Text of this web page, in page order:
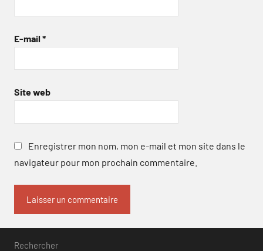
E-mail *
Site web
Enregistrer mon nom, mon e-mail et mon site dans le
navigateur pour mon prochain commentaire.
Rechercher